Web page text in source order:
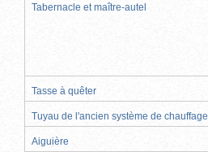
Tabernacle et maître-autel
Tasse à quêter
Tuyau de l'ancien système de chauffage
Aiguière